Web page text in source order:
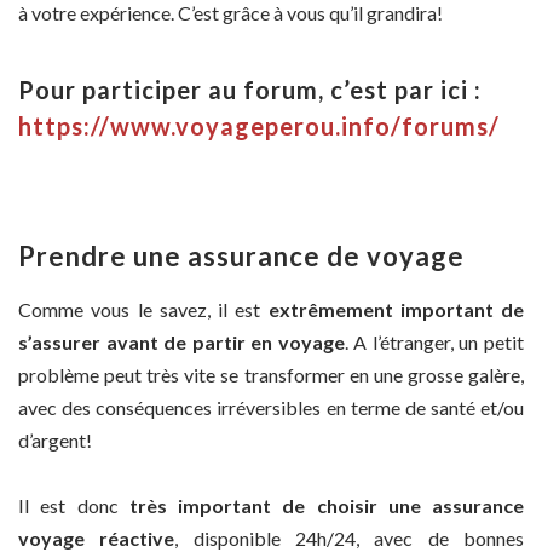
à votre expérience. C’est grâce à vous qu’il grandira!
Pour participer au forum, c’est par ici :
https://www.voyageperou.info/forums/
Prendre une assurance de voyage
Comme vous le savez, il est extrêmement important de
s’assurer avant de partir en voyage. A l’étranger, un petit
problème peut très vite se transformer en une grosse galère,
avec des conséquences irréversibles en terme de santé et/ou
d’argent!
Il est donc très important de choisir une assurance
voyage réactive, disponible 24h/24, avec de bonnes